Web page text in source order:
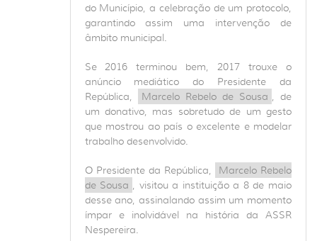
do Município, a celebração de um protocolo,
garantindo assim uma intervenção de
âmbito municipal.
Se 2016 terminou bem, 2017 trouxe o
anúncio mediático do Presidente da
República,
Marcelo Rebelo de Sousa , de
um donativo, mas sobretudo de um gesto
que mostrou ao país o excelente e modelar
trabalho desenvolvido.
O Presidente da República,
Marcelo Rebelo
de Sousa , visitou a instituição a 8 de maio
desse ano, assinalando assim um momento
ímpar e inolvidável na história da ASSR
Nespereira.